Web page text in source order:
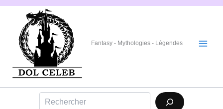
Aller
Fantasy - Mythologies - Légendes